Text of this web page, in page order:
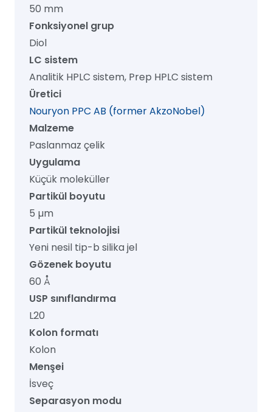
µm,
mm
mm,
1/pk
adet
50 mm
Fonksiyonel grup
Diol
LC sistem
Analitik HPLC sistem, Prep HPLC sistem
Üretici
Nouryon PPC AB (former AkzoNobel)
Malzeme
Paslanmaz çelik
Uygulama
Küçük moleküller
Partikül boyutu
5 µm
Partikül teknolojisi
Yeni nesil tip-b silika jel
Gözenek boyutu
60 Å
USP sınıflandırma
L20
Kolon formatı
Kolon
Menşei
İsveç
Separasyon modu